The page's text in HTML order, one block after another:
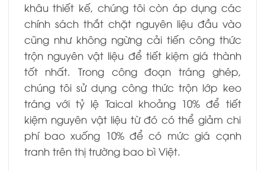
khâu thiết kế, chúng tôi còn áp dụng các
chính sách thắt chặt nguyên liệu đầu vào
cũng như không ngừng cải tiến công thức
trộn nguyên vật liệu để tiết kiệm giá thành
tốt nhất. Trong công đoạn tráng ghép,
chúng tôi sử dụng công thức trộn lớp keo
tráng với tỷ lệ Taical khoảng 10% để tiết
kiệm nguyên vật liệu từ đó có thể giảm chi
phí bao xuống 10% để có mức giá cạnh
tranh trên thị trường bao bì Việt.